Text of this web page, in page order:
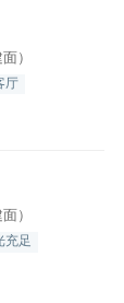
）
厅
）
充足